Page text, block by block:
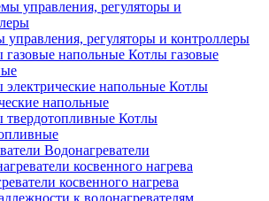
управления, регуляторы и контроллеры
Котлы газовые
Котлы
напольные
Котлы
Водонагреватели
косвенного нагрева